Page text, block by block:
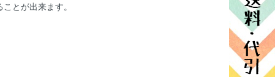
とが出来ます。